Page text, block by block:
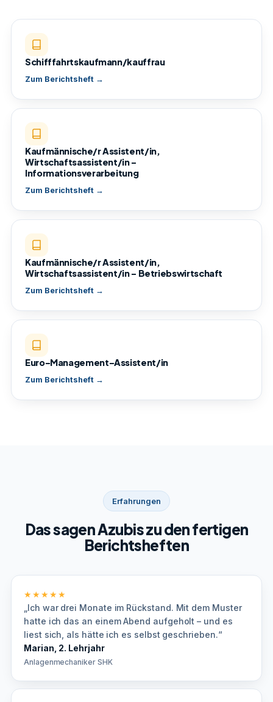
Schifffahrtskaufmann/kauffrau
Zum Berichtsheft →
Kaufmännische/r Assistent/in,
Wirtschaftsassistent/in –
Informationsverarbeitung
Zum Berichtsheft →
Kaufmännische/r Assistent/in,
Wirtschaftsassistent/in – Betriebswirtschaft
Zum Berichtsheft →
Euro-Management-Assistent/in
Zum Berichtsheft →
Erfahrungen
Das sagen Azubis zu den fertigen
Berichtsheften
★★★★★
„Ich war drei Monate im Rückstand. Mit dem Muster
hatte ich das an einem Abend aufgeholt – und es
liest sich, als hätte ich es selbst geschrieben.“
Marian, 2. Lehrjahr
Anlagenmechaniker SHK